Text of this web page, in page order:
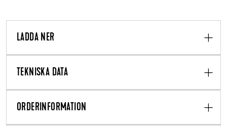
LADDA NER
TEKNISKA DATA
ORDERINFORMATION